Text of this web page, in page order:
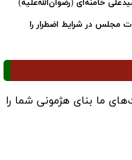
خامنه‌ای (رضوان‌الله‌علیه)
مجلس در شرایط اضطرار را
ما بنای هژمونی شما را